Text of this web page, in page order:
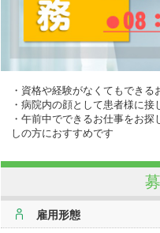
・資格や経験がなくてもできる
・病院内の顔として患者様に
・午前中でできるお仕事をお
しの方におすすめです
雇用形態